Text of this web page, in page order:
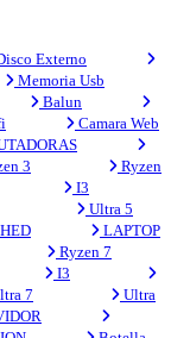
Externo
Memoria Usb
Balun
Camara Web
3
Ryzen
I3
Ultra 5
LAPTOP
Ryzen 7
I3
7
Ultra